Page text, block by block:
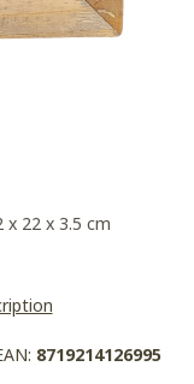
x 22 x 3.5 cm
8719214126995